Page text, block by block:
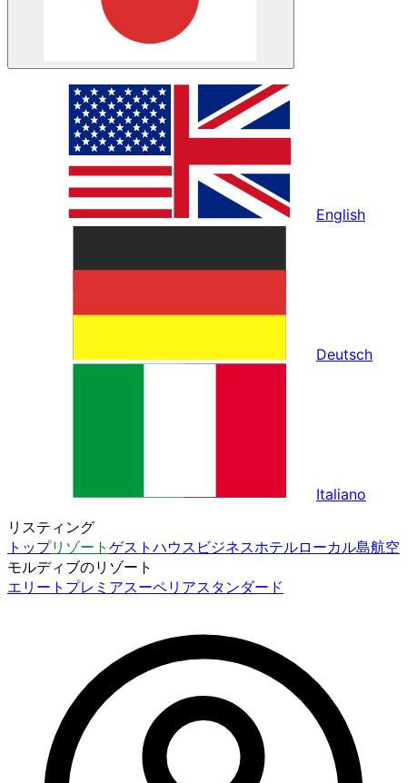
English
Deutsch
Italiano
リスティング
トップリゾート ゲストハウス ビジネスホテルローカル島航空
モルディブのリゾート
エリート プレミアスーペリアスタンダード